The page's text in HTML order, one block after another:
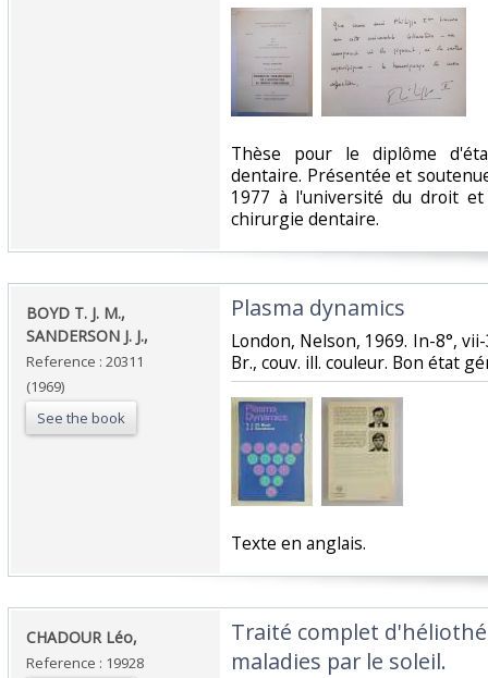
‎Thèse pour le diplôme
dentaire. Présentée et
1977 à l'université du droit
chirurgie dentaire. ‎
‎BOYD T. J. M.,
SANDERSON J. J.,‎
Reference : 20311
(1969)
See the book
‎Plasma dynamics‎
‎London, Nelson, 1969. In-8°,
Br., couv. ill. couleur. Bon état
‎Texte en anglais. ‎
‎CHADOUR Léo,‎
Reference : 19928
‎Traité complet
maladies par le soleil.‎